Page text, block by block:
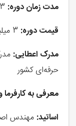
مدت زمان دوره:
قیمت دوره:
مدرک اعطایی:
حرفه‌ای کشور
معرفی به کارفرما
اساتید: مهندس